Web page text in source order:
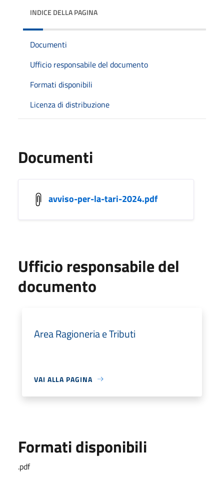
INDICE DELLA PAGINA
Documenti
Ufficio responsabile del documento
Formati disponibili
Licenza di distribuzione
Documenti
avviso-per-la-tari-2024.pdf
Ufficio responsabile del
documento
Area Ragioneria e Tributi
VAI ALLA PAGINA
Formati disponibili
.pdf